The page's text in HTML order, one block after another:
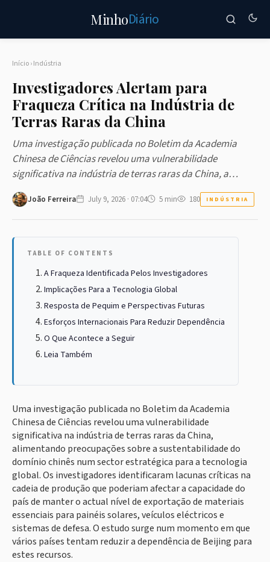
MinhoDiário
Início›Indústria
Investigadores Alertam para
Fraqueza Crítica na Indústria de
Terras Raras da China
Uma investigação publicada no Boletim da Academia
Chinesa de Ciências revelou uma vulnerabilidade
significativa na indústria de terras raras da China, a…
João Ferreira July 9, 2026 · 07:04 5 min 180 INDÚSTRIA
TABLE OF CONTENTS
A Fraqueza Identificada Pelos Investigadores
Implicações Para a Tecnologia Global
Resposta de Pequim e Perspectivas Futuras
Esforços Internacionais Para Reduzir Dependência
O Que Acontece a Seguir
Leia Também
Uma investigação publicada no Boletim da Academia
Chinesa de Ciências revelou uma vulnerabilidade
significativa na indústria de terras raras da China,
alimentando preocupações sobre a sustentabilidade do
domínio chinês num sector estratégica para a tecnologia
global. Os investigadores identificaram lacunas críticas na
cadeia de produção que poderiam afectar a capacidade do
país de manter o actual nível de exportação de materiais
essenciais para painéis solares, veículos eléctricos e
sistemas de defesa. O estudo surge num momento em que
vários países tentam reduzir a dependência de Beijing para
estes recursos.